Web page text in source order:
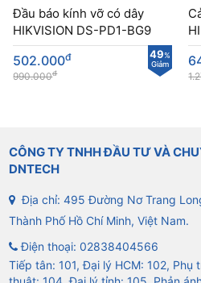
Đầu báo kính vỡ có dây
HIKVISION DS-PD1-BG9
49%
Giảm
502.000đ
990.000đ
CÔNG TY TNHH ĐẦU TƯ VÀ
DNTECH
Địa chỉ: 495 Đường Nơ Trang
Thành Phố Hồ Chí Minh, Việt Nam.
Điện thoại: 02838404566
Tiếp tân: 101, Đại lý HCM: 102, Phụ